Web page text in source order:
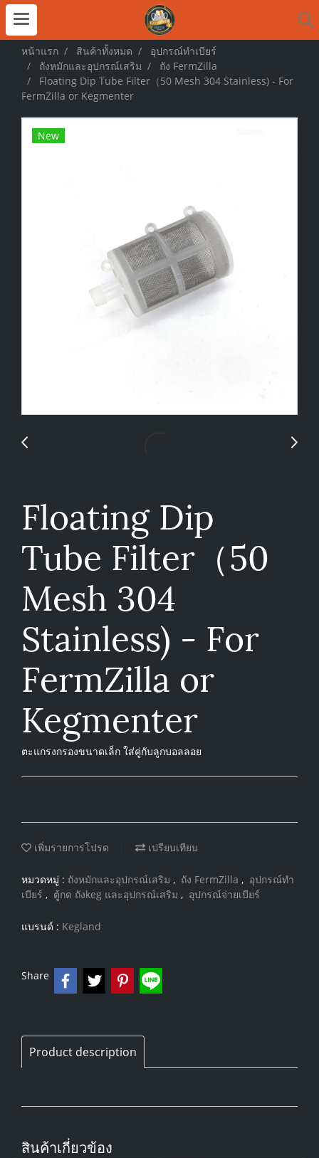
หน้าแรก สินค้าทั้งหมด
อุปกรณ์ทำเบียร์
ถังหมักและอุปกรณ์เสริม
ถัง FermZilla
Floating Dip Tube Filter（50 Mesh 304 Stainless) - For
FermZilla or Kegmenter
New
Floating Dip
Tube Filter（50
Mesh 304
Stainless) - For
FermZilla or
Kegmenter
ตะแกรงกรองขนาดเล็ก ใส่คู่กับลูกบอลลอย
เพิ่มรายการโปรด เปรียบเทียบ
หมวดหมู่ : ถังหมักและอุปกรณ์เสริม , ถัง FermZilla , อุปกรณ์ทำ
เบียร์ , ตู้กด ถังkeg และอุปกรณ์เสริม , อุปกรณ์จ่ายเบียร์
แบรนด์ : Kegland
Share
Product description
สินค้าเกี่ยวข้อง